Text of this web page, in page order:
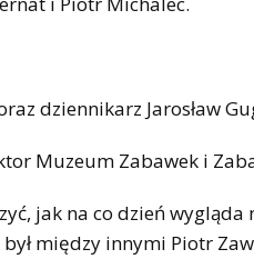
dziennikarz Jarosław
Muzeum Zabawek i
jak na co dzień wygląda
między innymi Piotr